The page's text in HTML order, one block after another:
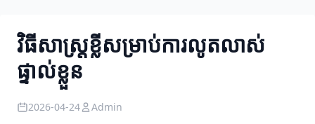
វិធីសាស្ត្រខ្លីសម្រាប់ការលូតលាស់
ផ្ទាល់ខ្លួន
2026-04-24 Admin